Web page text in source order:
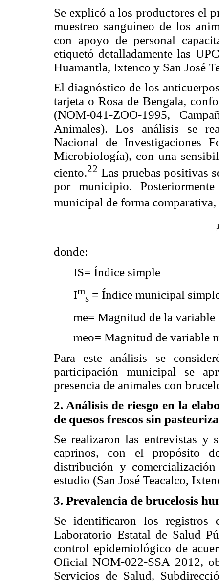
Se explicó a los productores el
muestreo sanguíneo de los
con apoyo de personal
etiquetó detalladamente las
Huamantla, Ixtenco y San José
El diagnóstico de los
tarjeta o Rosa de Bengala,
(NOM-041-ZOO-1995,
Animales). Los análisis se
Nacional de Investigaciones
Microbiología), con una
ciento.22 Las pruebas positivas
por municipio.
municipal de forma
donde:
IS= Índice simple
Im
s = Índice municipal
me= Magnitud de la
meo= Magnitud de variable
Para este análisis se
participación municipal se
presencia de animales con
2. Análisis de riesgo en la
de quesos frescos sin
Se realizaron las entrevistas y
caprinos, con el propósito
distribución y
estudio (San José Teacalco,
3. Prevalencia de brucelosis
Se identificaron los registros
Laboratorio Estatal de Salud
control epidemiológico de
Oficial NOM-022-SSA 2012,
Servicios de Salud,